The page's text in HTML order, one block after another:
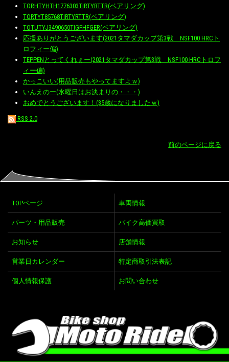
TORHTYHTH1776303TIRTYRTTR(ベアリング)
TORTYT85768TIRTYRTTR(ベアリング)
TOTUTYJ3490650TIGFHFGER(ベアリング)
応援ありがとうございます(2021タマダカップ第3戦 NSF100 HRCト
ロフィー偏)
TEPPENとってくれぇー(2021タマダカップ第3戦 NSF100 HRCトロフ
ィー偏)
かっこいい(用品販売もやってますよｗ)
いんえのー(水曜日はお決まりの・・・)
おめでとうございます！(35歳になりましたｗ)
RSS 2.0
前のページに戻る
TOPページ 車両情報
パーツ・用品販売 バイク高価買取
お知らせ 店舗情報
営業日カレンダー 特定商取引法表記
個人情報保護 お問い合わせ